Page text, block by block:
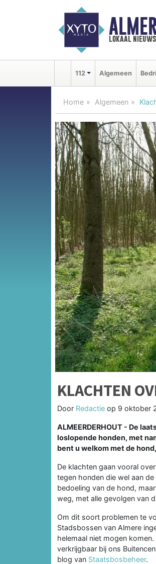
lokaal
112 Algemeen
Home Algemeen
KLACHTEN
Door Redactie op 9 oktober
ALMEERDERHOUT - De
loslopende honden, met
bent u welkom met de
De klachten gaan vooral
tegen honden die wel aan
bedoeling van de hond,
weg, met alle gevolgen van
Om dit soort problemen te
Stadsbossen van Almere
helemaal niet mogen
verkrijgbaar bij ons
blog van Staatsbosbeheer.